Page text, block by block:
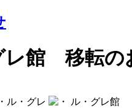
レ館 移転の
ル・グレ
ル・グレ館